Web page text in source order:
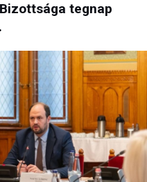
tegnap